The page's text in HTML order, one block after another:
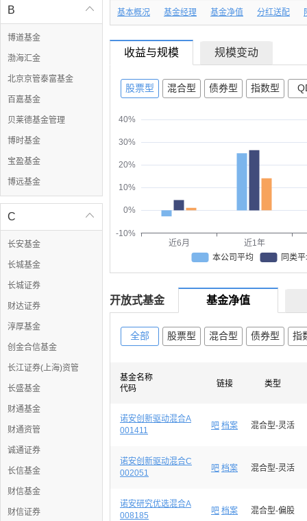

B
博道基金
渤海汇金
北京京管泰富基金
百嘉基金
贝莱德基金管理
博时基金
宝盈基金
博远基金

C
长安基金
长城基金
长城证券
财达证券
淳厚基金
创金合信基金
长江证券(上海)资管
长盛基金
财通基金
财通资管
诚通证券
长信基金
财信基金
财信证券
基本概况 基金经理 基金净值 分红送配
收益与规模 规模变动
股票型 混合型 债券型 指数型
-10%
0%
10%
20%
30%
40%
近6月
近1年
本公司平均
同类
开放式基金 基金净值
全部 股票型 混合型 债券型 指
基金名称
代码
链接 类型
诺安创新驱动混合A
001411
吧 档案 混合型-灵活
诺安创新驱动混合C
002051
吧 档案 混合型-灵活
诺安研究优选混合A
008185
吧 档案 混合型-偏股